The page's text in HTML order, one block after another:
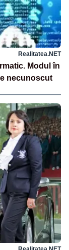
Realitatea.NET
Modul în
necunoscut